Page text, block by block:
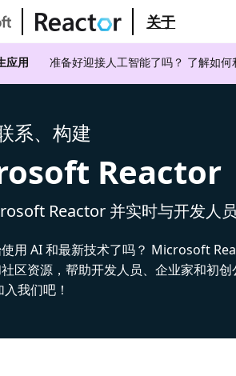
关于
应用 准备好迎接人工智能了吗？ 了解如何
系、构建
Reactor
Reactor 并实时与开发人
用 AI 和最新技术了吗？ Microsoft
区资源，帮助开发人员、企业家和初
我们吧！